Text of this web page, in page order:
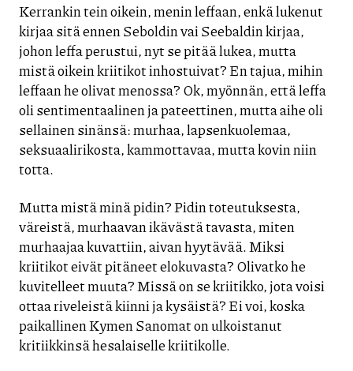
Kerrankin tein oikein, menin leffaan, enkä lukenut
kirjaa sitä ennen Seboldin vai Seebaldin kirjaa,
johon leffa perustui, nyt se pitää lukea, mutta
mistä oikein kriitikot inhostuivat? En tajua, mihin
leffaan he olivat menossa? Ok, myönnän, että leffa
oli sentimentaalinen ja pateettinen, mutta aihe oli
sellainen sinänsä: murhaa, lapsenkuolemaa,
seksuaalirikosta, kammottavaa, mutta kovin niin
totta.
Mutta mistä minä pidin? Pidin toteutuksesta,
väreistä, murhaavan ikävästä tavasta, miten
murhaajaa kuvattiin, aivan hyytävää. Miksi
kriitikot eivät pitäneet elokuvasta? Olivatko he
kuvitelleet muuta? Missä on se kriitikko, jota voisi
ottaa riveleistä kiinni ja kysäistä? Ei voi, koska
paikallinen Kymen Sanomat on ulkoistanut
kritiikkinsä hesalaiselle kriitikolle.